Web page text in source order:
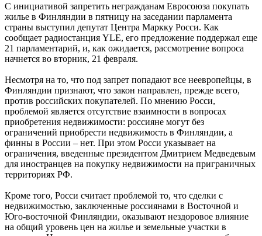
С инициативой запретить негражданам Евросоюза покупать
жилье в Финляндии в пятницу на заседании парламента
страны выступил депутат Центра Маркку Росси. Как
сообщает радиостанция YLE, его предложение поддержал еще
21 парламентарий, и, как ожидается, рассмотрение вопроса
начнется во вторник, 21 февраля.
Несмотря на то, что под запрет попадают все неевропейцы, в
Финляндии признают, что закон направлен, прежде всего,
против российских покупателей. По мнению Росси,
проблемой является отсутствие взаимности в вопросах
приобретения недвижимости: россияне могут без
ограничений приобрести недвижимость в Финляндии, а
финны в России – нет. При этом Росси указывает на
ограничения, введенные президентом Дмитрием Медведевым
для иностранцев на покупку недвижимости на приграничных
территориях РФ.
Кроме того, Росси считает проблемой то, что сделки с
недвижимостью, заключенные россиянами в Восточной и
Юго-восточной Финляндии, оказывают нездоровое влияние
на общий уровень цен на жилье и земельные участки в